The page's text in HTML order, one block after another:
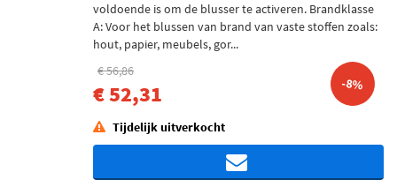
voldoende is om de blusser te activeren. Brandklasse
A: Voor het blussen van brand van vaste stoffen zoals:
hout, papier, meubels, gor...
€ 56,86
€ 52,31 -8%
Tijdelijk uitverkocht